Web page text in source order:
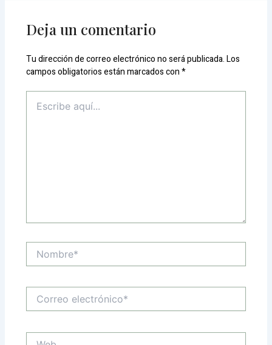
Deja un comentario
Tu dirección de correo electrónico no será publicada.Los
campos obligatorios están marcados con*
aquí...
Nombre*
Correo
electrónico*
Web